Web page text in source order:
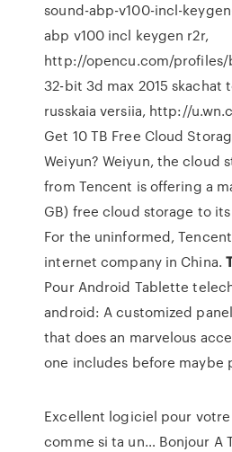
sound-abp-v100-incl-
abp v100 incl keygen r2r,
http://opencu.com/profiles/
32-bit 3d max 2015 skachat
russkaia versiia, http://
Get 10 TB Free Cloud
Weiyun? Weiyun, the cloud
from Tencent is offering a
GB) free cloud storage to
For the uninformed,
internet company in China.
Pour Android Tablette
android: A customized
that does an marvelous
one includes before maybe
Excellent logiciel pour votre
comme si ta un… Bonjour A